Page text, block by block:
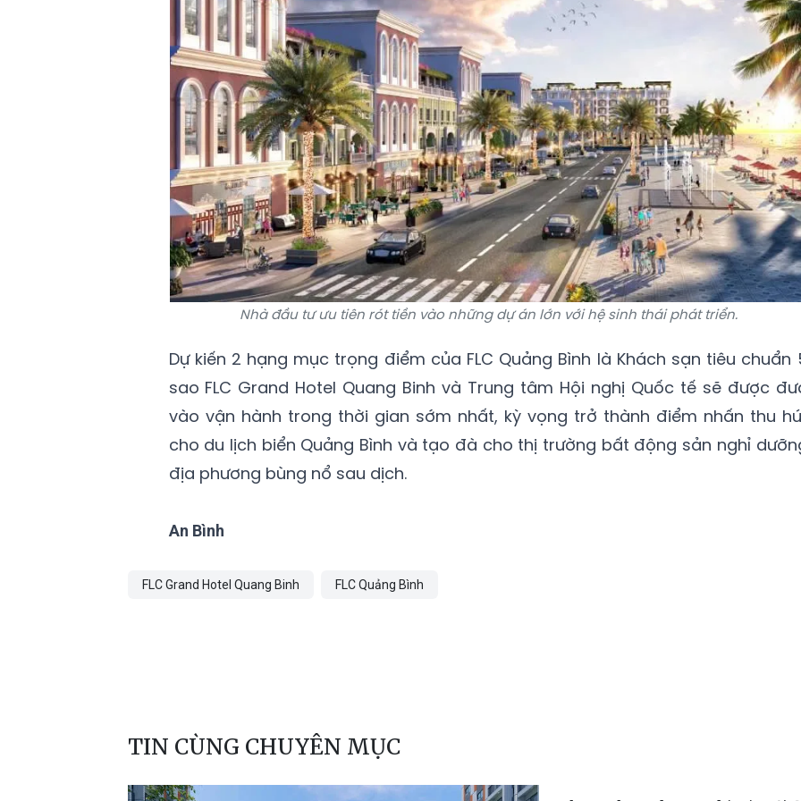
Nhà đầu tư ưu tiên rót tiền vào những dự án lớn với hệ sinh thái phát triển.
Dự kiến 2 hạng mục trọng điểm của FLC Quảng Bình là Khách sạn tiêu chuẩn
sao FLC Grand Hotel Quang Binh và Trung tâm Hội nghị Quốc tế sẽ được
vào vận hành trong thời gian sớm nhất, kỳ vọng trở thành điểm nhấn thu
cho du lịch biển Quảng Bình và tạo đà cho thị trường bất động sản nghỉ
địa phương bùng nổ sau dịch.
An Bình
FLC Grand Hotel Quang Binh FLC Quảng Bình
TIN CÙNG CHUYÊN MỤC